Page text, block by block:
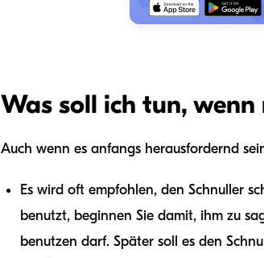
Was soll ich tun,
Auch wenn es anfangs herausfordernd
Es wird oft empfohlen, den Schnuller
benutzt, beginnen Sie damit, ihm zu
benutzen darf. Später soll es den